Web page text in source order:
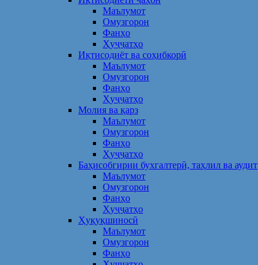
Маълумот
Омузгорон
Фанҳо
Ҳуҷҷатҳо
Иқтисодиёт ва соҳибкорӣ
Маълумот
Омузгорон
Фанҳо
Ҳуҷҷатҳо
Молия ва қарз
Маълумот
Омузгорон
Фанҳо
Ҳуҷҷатҳо
Баҳисобгирии бухгалтерӣ, таҳлил ва аудит
Маълумот
Омузгорон
Фанҳо
Ҳуҷҷатҳо
Ҳуқуқшиносӣ
Маълумот
Омузгорон
Фанҳо